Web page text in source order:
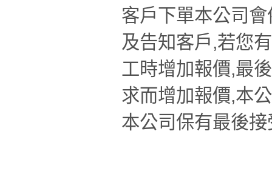
客戶下單本公司
及告知客戶,若您
工時增加報價,最
求而增加報價,本
本公司保有最後